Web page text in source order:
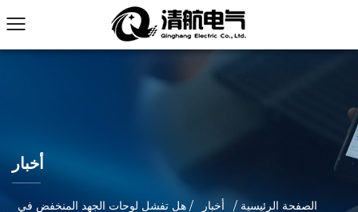
أخبار
الصفحة الرئيسية / أخبار / هل تفشل لوحات الجهد المنخفض في